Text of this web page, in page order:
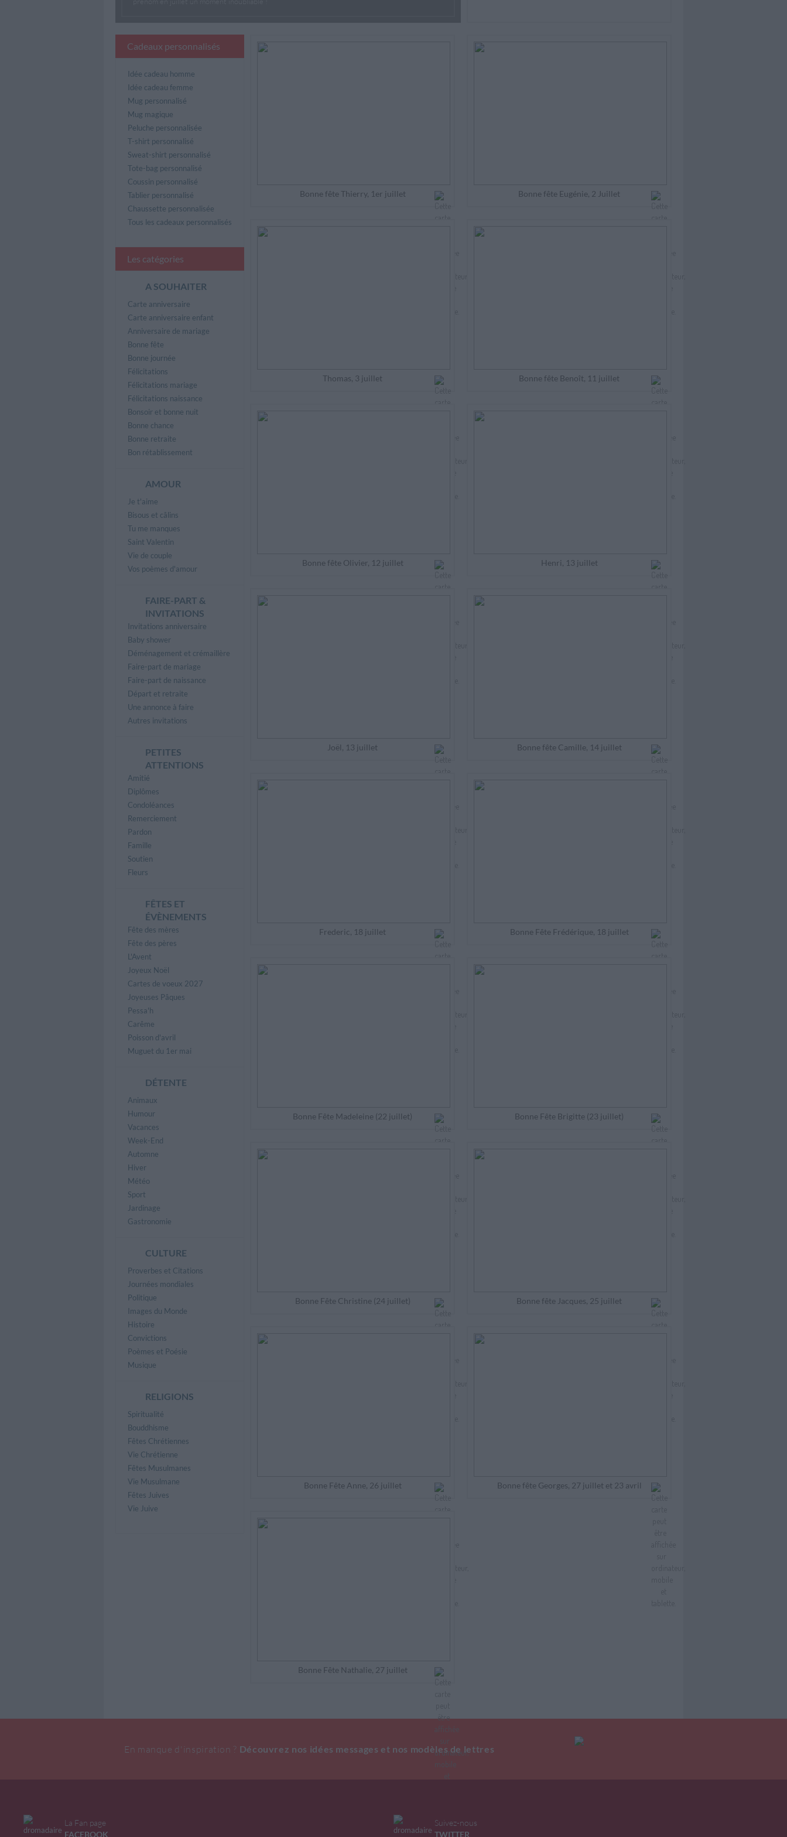
Bonne fête Thierry, 1er juillet Bonne fête Eugénie, 2 Juillet
Thomas, 3 juillet Bonne fête Benoît, 11 juillet
Bonne fête Olivier, 12 juillet Henri, 13 juillet
Joël, 13 juillet Bonne fête Camille, 14 juillet
Frederic, 18 juillet Bonne Fête Frédérique, 18 juillet
Bonne Fête Madeleine (22 juillet) Bonne Fête Brigitte (23 juillet)
Bonne Fête Christine (24 juillet) Bonne fête Jacques, 25 juillet
Bonne Fête Anne, 26 juillet Bonne fête Georges, 27 juillet et 23 avril
Bonne Fête Nathalie, 27 juillet
Cadeaux personnalisés
Idée cadeau homme
Idée cadeau femme
Mug personnalisé
Mug magique
Peluche personnalisée
T-shirt personnalisé
Sweat-shirt personnalisé
Tote-bag personnalisé
Coussin personnalisé
Tablier personnalisé
Chaussette personnalisée
Tous les cadeaux personnalisés
Les catégories
A SOUHAITER
Carte anniversaire
Carte anniversaire enfant
Anniversaire de mariage
Bonne fête
Bonne journée
Félicitations
Félicitations mariage
Félicitations naissance
Bonsoir et bonne nuit
Bonne chance
Bonne retraite
Bon rétablissement
AMOUR
Je t'aime
Bisous et câlins
Tu me manques
Saint Valentin
Vie de couple
Vos poèmes d'amour
FAIRE-PART &
INVITATIONS
Invitations anniversaire
Baby shower
Déménagement et crémaillère
Faire-part de mariage
Faire-part de naissance
Départ et retraite
Une annonce à faire
Autres invitations
PETITES
ATTENTIONS
Amitié
Diplômes
Condoléances
Remerciement
Pardon
Famille
Soutien
Fleurs
FÊTES ET
ÉVÈNEMENTS
Fête des mères
Fête des pères
L'Avent
Joyeux Noël
Cartes de voeux 2027
Joyeuses Pâques
Pessa'h
Carême
Poisson d'avril
Muguet du 1er mai
DÉTENTE
Animaux
Humour
Vacances
Week-End
Automne
Hiver
Météo
Sport
Jardinage
Gastronomie
CULTURE
Proverbes et Citations
Journées mondiales
Politique
Images du Monde
Histoire
Convictions
Poèmes et Poésie
Musique
RELIGIONS
Spiritualité
Bouddhisme
Fêtes Chrétiennes
Vie Chrétienne
Fêtes Musulmanes
Vie Musulmane
Fêtes Juives
Vie Juive
En manque d'inspiration ? Découvrez nos idées messages et nos modèles de lettres
La Fan page
FACEBOOK
Suivez-nous
TWITTER